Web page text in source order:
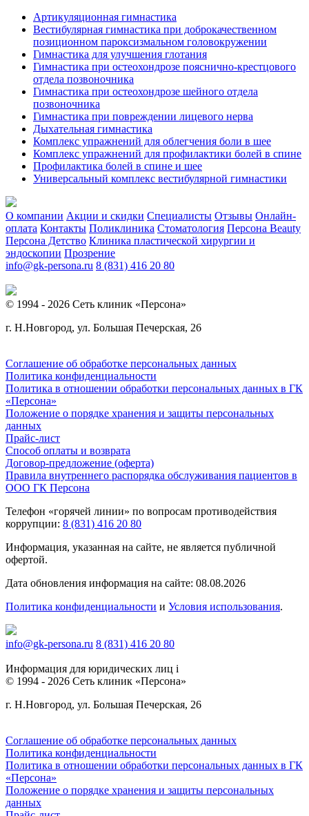
Артикуляционная гимнастика
Вестибулярная гимнастика при доброкачественном
позиционном пароксизмальном головокружении
Гимнастика для улучшения глотания
Гимнастика при остеохондрозе пояснично-крестцового
отдела позвоночника
Гимнастика при остеохондрозе шейного отдела
позвоночника
Гимнастика при повреждении лицевого нерва
Дыхательная гимнастика
Комплекс упражнений для облегчения боли в шее
Комплекс упражнений для профилактики болей в спине
Профилактика болей в спине и шее
Универсальный комплекс вестибулярной гимнастики
О компании Акции и скидки Специалисты Отзывы Онлайн-
оплата Контакты Поликлиника Стоматология Персона Beauty
Персона Детство Клиника пластической хирургии и
эндоскопии Прозрение
info@gk-persona.ru 8 (831) 416 20 80
© 1994 - 2026 Сеть клиник «Персона»
г. Н.Новгород, ул. Большая Печерская, 26
Соглашение об обработке персональных данных
Политика конфиденциальности
Политика в отношении обработки персональных данных в ГК
«Персона»
Положение о порядке хранения и защиты персональных
данных
Прайс-лист
Способ оплаты и возврата
Договор-предложение (оферта)
Правила внутреннего распорядка обслуживания пациентов в
ООО ГК Персона
Телефон «горячей линии» по вопросам противодействия
коррупции: 8 (831) 416 20 80
Информация, указанная на сайте, не является публичной
офертой.
Дата обновления информация на сайте: 08.08.2026
Политика конфиденциальности и Условия использования.
info@gk-persona.ru 8 (831) 416 20 80
Информация для юридических лиц i
© 1994 - 2026 Сеть клиник «Персона»
г. Н.Новгород, ул. Большая Печерская, 26
Соглашение об обработке персональных данных
Политика конфиденциальности
Политика в отношении обработки персональных данных в ГК
«Персона»
Положение о порядке хранения и защиты персональных
данных